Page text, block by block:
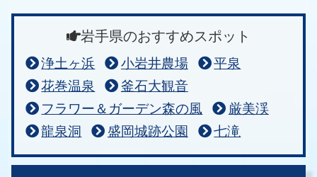
岩手県のおすすめスポット
浄土ヶ浜 小岩井農場
平泉
花巻温泉
釜石大観音
フラワー＆ガーデン森の風
厳美渓
龍泉洞
盛岡城跡公園 七滝